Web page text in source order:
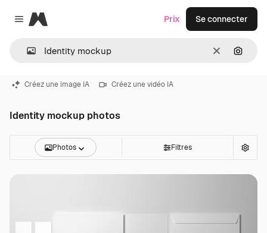
Close menu
Magnific
Effacer
Prix Se connecter
Créez une image IA Créez une vidéo IA
Identity mockup photos
Photos Filtres